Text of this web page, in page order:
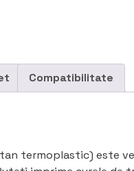
Compatibilitate
termoplastic) este